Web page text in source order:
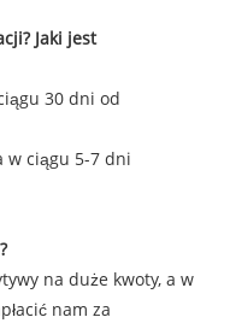
Jaki jest
30 dni od
w ciągu 5-7 dni
na duże kwoty, a w
nam za